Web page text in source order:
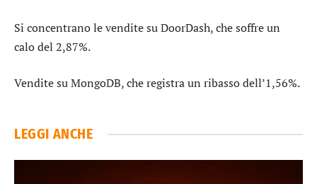
Si concentrano le vendite suDoorDash, che soffre un
calo del 2,87%.
Vendite suMongoDB, che registra un ribasso dell’1,56%.
LEGGI ANCHE